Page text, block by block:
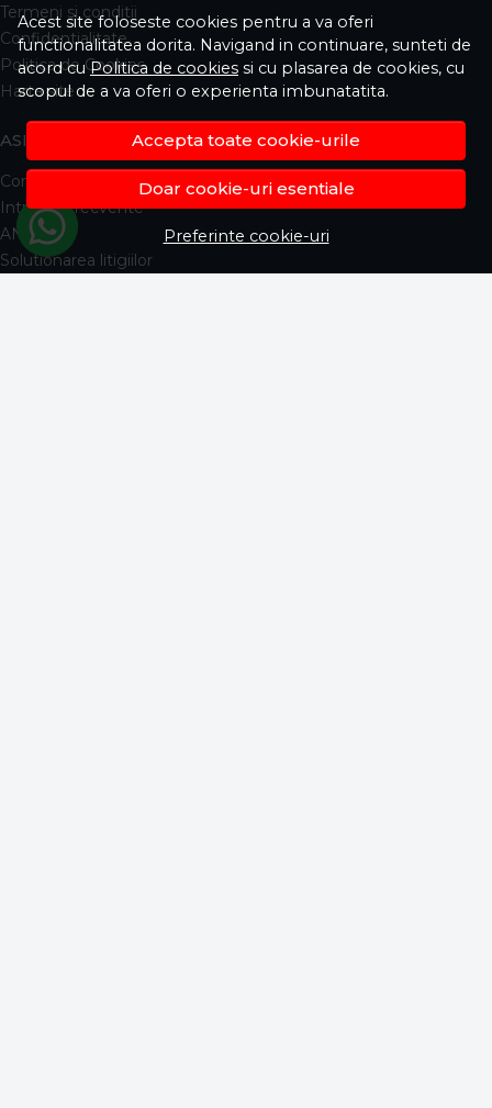
Acest site foloseste cookies pentru a va oferi
functionalitatea dorita. Navigand in continuare, sunteti de
acord cuPolitica de cookies si cu plasarea de cookies, cu
scopul de a va oferi o experienta imbunatatita.
Accepta toate cookie-urile
Doar cookie-uri esentiale
Preferinte cookie-uri
Termeni si conditii
Confidentialitate
Politica de Cookies
Harta site
ASISTENTA
Contacteaza-ne
Intrebari frecvente
ANPC
Solutionarea litigiilor